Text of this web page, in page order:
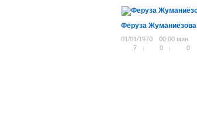
Феруза Жуманиёзова
01/01/1970
00:00 мин
7
0 0